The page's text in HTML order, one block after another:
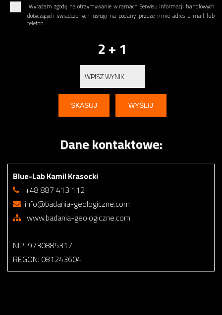
Wyrażam zgodę na otrzymywanie w ramach Serwisu informacji handlowych
dotyczących świadczonych usługi na podany przeze mnie adres e-mail lub
telefon.
2 + 1
Dane kontaktowe:
Blue-Lab Kamil Krasocki
+48 887 413 112
info@badania-geologiczne.com
www.badania-geologiczne.com
NIP: 9730885317
REGON: 081243604